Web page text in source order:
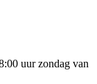
uur zondag van